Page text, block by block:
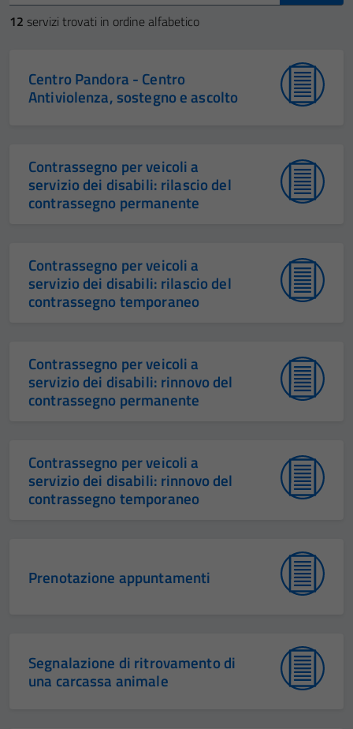
12 servizi trovati in ordine alfabetico
Centro Pandora - Centro
Antiviolenza, sostegno e ascolto
Contrassegno per veicoli a
servizio dei disabili: rilascio del
contrassegno permanente
Contrassegno per veicoli a
servizio dei disabili: rilascio del
contrassegno temporaneo
Contrassegno per veicoli a
servizio dei disabili: rinnovo del
contrassegno permanente
Contrassegno per veicoli a
servizio dei disabili: rinnovo del
contrassegno temporaneo
Prenotazione appuntamenti
Segnalazione di ritrovamento di
una carcassa animale